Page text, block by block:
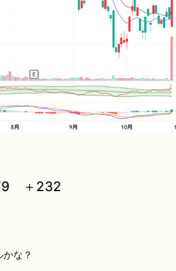
＋232
な？